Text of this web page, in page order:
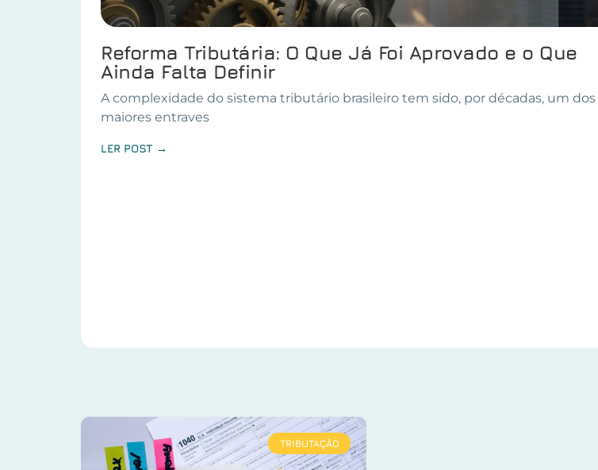
Reforma Tributária: O Que Já Foi Aprovado e o Que
Ainda Falta Definir
A complexidade do sistema tributário brasileiro tem sido, por décadas, um dos
maiores entraves
LER POST →
TRIBUTAÇÃO